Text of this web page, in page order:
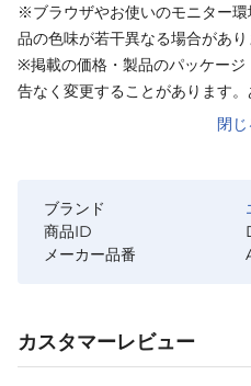
※ブラウザやお使いのモニター
品の色味が若干異なる場合があり
※掲載の価格・製品のパッケー
告なく変更することがあります。
閉じ
ブランド
商品ID
メーカー品番
カスタマーレビュー